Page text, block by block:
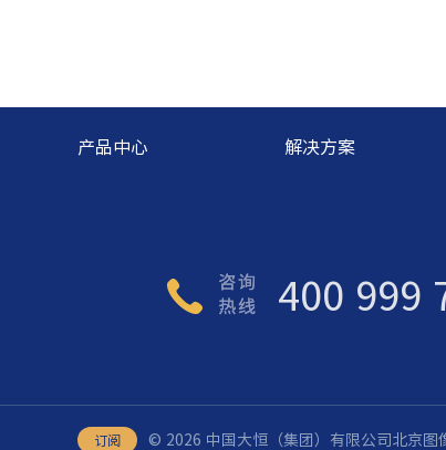
产品中心 解决方案
400 999
订阅 ©️ 2026 中国大恒（集团）有限公司北京图